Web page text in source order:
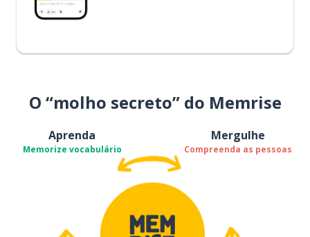
O “molho secreto” do Memrise
Aprenda
Memorize vocabulário
Mergulhe
Compreenda as pessoas